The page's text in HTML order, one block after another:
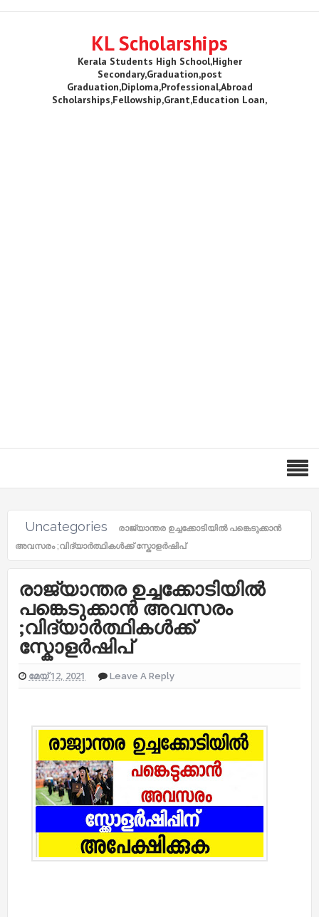
KL Scholarships
Kerala Students High School,Higher
Secondary,Graduation,post
Graduation,Diploma,Professional,Abroad
Scholarships,Fellowship,Grant,Education Loan,
Uncategories
രാജ്യാന്തര ഉച്ചക്കോടിയിൽ പങ്കെടുക്കാൻ
അവസരം ;വിദ്യാർത്ഥികൾക്ക് സ്കോളർഷിപ്
രാജ്യാന്തര ഉച്ചക്കോടിയിൽ
പങ്കെടുക്കാൻ അവസരം
;വിദ്യാർത്ഥികൾക്ക്
സ്കോളർഷിപ്
മേയ് 12, 2021 Leave A Reply